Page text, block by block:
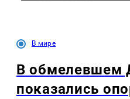
В мире
В обмелевшем
показались